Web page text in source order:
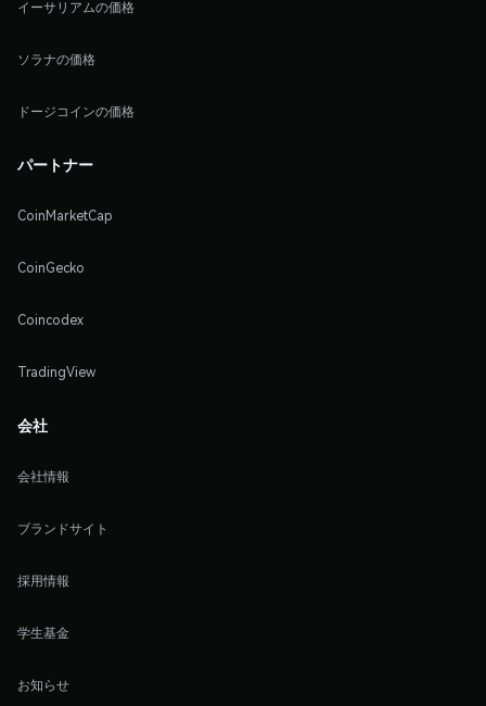
イーサリアムの価格
ソラナの価格
ドージコインの価格
パートナー
CoinMarketCap
CoinGecko
Coincodex
TradingView
会社
会社情報
ブランドサイト
採用情報
学生基金
お知らせ